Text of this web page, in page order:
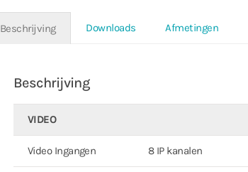
Beschrijving Downloads Afmetingen
Beschrijving
VIDEO
Video Ingangen 8 IP kanalen